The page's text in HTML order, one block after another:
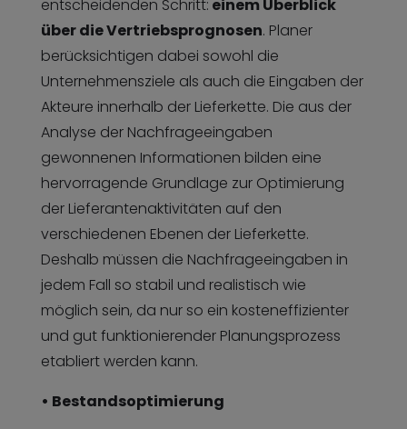
entscheidenden Schritt: einem Überblick
über die Vertriebsprognosen. Planer
berücksichtigen dabei sowohl die
Unternehmensziele als auch die Eingaben der
Akteure innerhalb der Lieferkette. Die aus der
Analyse der Nachfrageeingaben
gewonnenen Informationen bilden eine
hervorragende Grundlage zur Optimierung
der Lieferantenaktivitäten auf den
verschiedenen Ebenen der Lieferkette.
Deshalb müssen die Nachfrageeingaben in
jedem Fall so stabil und realistisch wie
möglich sein, da nur so ein kosteneffizienter
und gut funktionierender Planungsprozess
etabliert werden kann.
• Bestandsoptimierung